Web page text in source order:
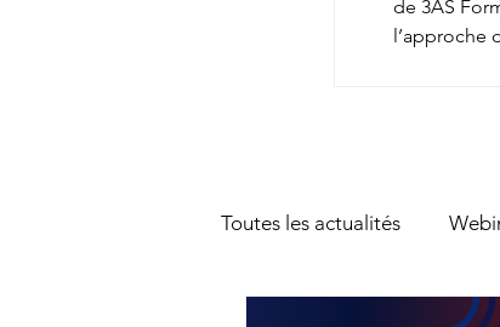
de 3AS
l’approche
Toutes les actualités
Actualité réglementaire